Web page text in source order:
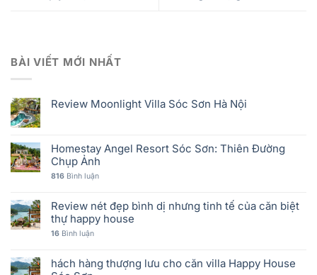
BÀI VIẾT MỚI NHẤT
Review Moonlight Villa Sóc Sơn Hà Nội
Homestay Angel Resort Sóc Sơn: Thiên Đường
Chụp Ảnh
816 Bình luận
Review nét đẹp bình dị nhưng tinh tế của căn biệt
thự happy house
16 Bình luận
hách hàng thượng lưu cho căn villa Happy House